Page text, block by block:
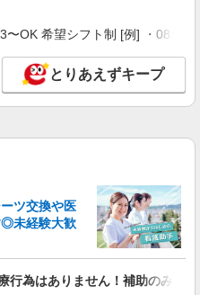
スエイド）
払いOK（規定あり） ※給与
詳細を見る
社 第1営業部
OK 希望シフト制 [例] ・
とりあえずキープ
ツ交換や医
◎未経験大歓
行為はありません！補助のみ！